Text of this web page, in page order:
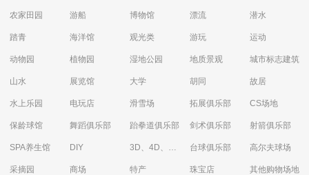
农家田园 游船 博物馆 漂流 潜水
踏青 海洋馆 观光类 游玩 运动
动物园 植物园 湿地公园 地质景观 城市标志建筑
山水 展览馆 大学 胡同 故居
水上乐园 电玩店 滑雪场 拓展俱乐部 CS场地
保龄球馆 舞蹈俱乐部 跆拳道俱乐部 剑术俱乐部 射箭俱乐部
SPA养生馆 DIY 3D、4D、5D艺术体验馆 台球俱乐部 高尔夫球场
采摘园 商场 特产 珠宝店 其他购物场地